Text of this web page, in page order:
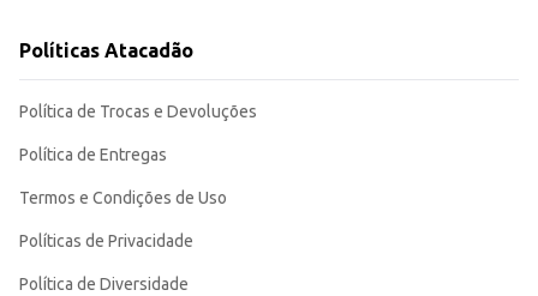
Políticas Atacadão
Política de Trocas e Devoluções
Política de Entregas
Termos e Condições de Uso
Políticas de Privacidade
Política de Diversidade